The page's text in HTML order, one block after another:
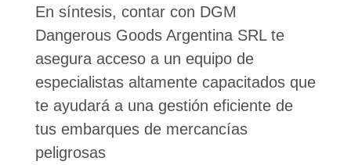
En síntesis, contar con DGM
Dangerous Goods Argentina SRL te
asegura acceso a un equipo de
especialistas altamente capacitados que
te ayudará a una gestión eficiente de
tus embarques de mercancías
peligrosas